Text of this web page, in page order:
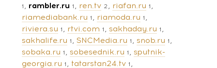
1 rambler.ru 1 ren.tv 2 riafan.ru 1
riamediabank.ru 1 riamoda.ru 1
riviera.su 1 rtvi.com 1 sakhaday.ru 1
sakhalife.ru 1 SNCMedia.ru 1 snob.ru 1
sobaka.ru 1 sobesednik.ru 1
sputnik-
georgia.ru 1 tatarstan24.tv 1